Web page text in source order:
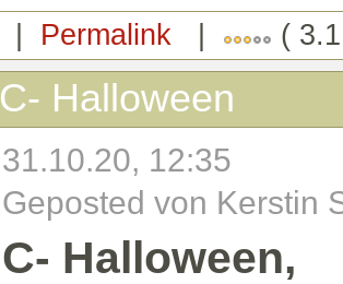
Permalink| (
C- Halloween
31.10.20, 12:35
Geposted von Kerstin
C- Halloween,